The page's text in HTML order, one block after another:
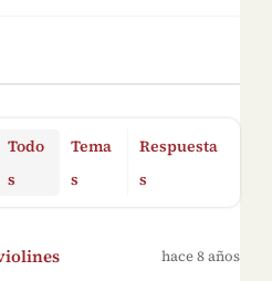
Todo
s
Tema
s
Respuesta
s
hace 8 años